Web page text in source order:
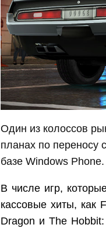
Один из колоссов
планах по переносу
базе Windows Phone.
В числе игр,
кассовые хиты, как
Dragon и The